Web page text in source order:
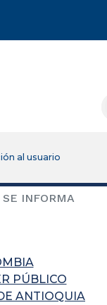
al usuario
SE INFORMA
PÚBLICO
ANTIOQUIA